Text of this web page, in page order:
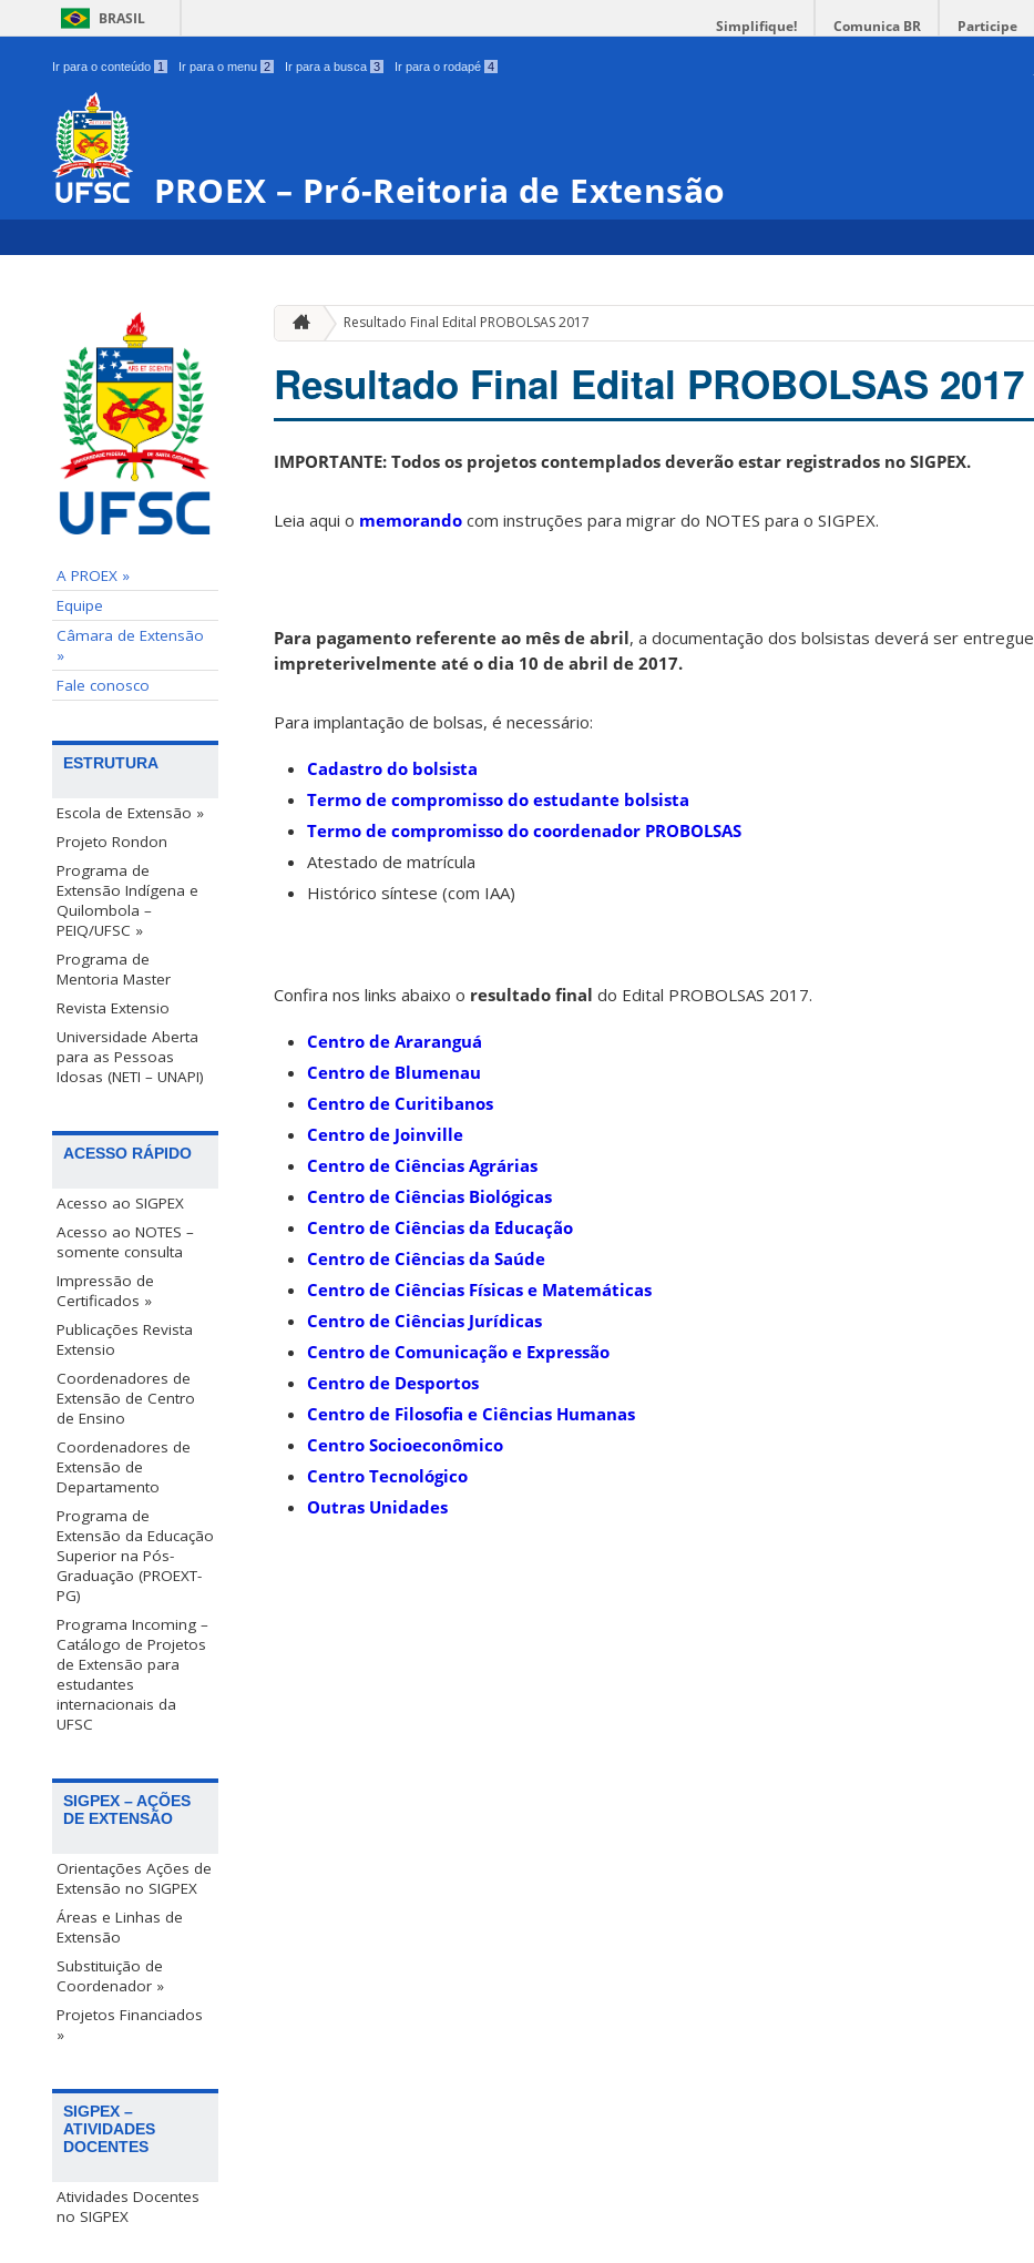
BRASIL Simplifique! Comunica BR Participe
Ir para o conteúdo 1 Ir para o menu 2 Ir para a busca 3 Ir para o rodapé 4
PROEX – Pró-Reitoria de Extensão
A PROEX »
Equipe
Câmara de Extensão
»
Fale conosco
ESTRUTURA
Escola de Extensão »
Projeto Rondon
Programa de
Extensão Indígena e
Quilombola –
PEIQ/UFSC »
Programa de
Mentoria Master
Revista Extensio
Universidade Aberta
para as Pessoas
Idosas (NETI – UNAPI)
ACESSO RÁPIDO
Acesso ao SIGPEX
Acesso ao NOTES –
somente consulta
Impressão de
Certificados »
Publicações Revista
Extensio
Coordenadores de
Extensão de Centro
de Ensino
Coordenadores de
Extensão de
Departamento
Programa de
Extensão da Educação
Superior na Pós-
Graduação (PROEXT-
PG)
Programa Incoming –
Catálogo de Projetos
de Extensão para
estudantes
internacionais da
UFSC
SIGPEX – AÇÕES
DE EXTENSÃO
Orientações Ações de
Extensão no SIGPEX
Áreas e Linhas de
Extensão
Substituição de
Coordenador »
Projetos Financiados
»
SIGPEX –
ATIVIDADES
DOCENTES
Atividades Docentes
no SIGPEX
Resultado Final Edital PROBOLSAS 2017
Resultado Final Edital PROBOLSAS 2017
IMPORTANTE: Todos os projetos contemplados deverão estar registrados no SIGPEX.
Leia aqui o memorando com instruções para migrar do NOTES para o SIGPEX.
Para pagamento referente ao mês de abril, a documentação dos bolsistas deverá ser entregue
impreterivelmente até o dia 10 de abril de 2017.
Para implantação de bolsas, é necessário:
Cadastro do bolsista
Termo de compromisso do estudante bolsista
Termo de compromisso do coordenador PROBOLSAS
Atestado de matrícula
Histórico síntese (com IAA)
Confira nos links abaixo o resultado final do Edital PROBOLSAS 2017.
Centro de Araranguá
Centro de Blumenau
Centro de Curitibanos
Centro de Joinville
Centro de Ciências Agrárias
Centro de Ciências Biológicas
Centro de Ciências da Educação
Centro de Ciências da Saúde
Centro de Ciências Físicas e Matemáticas
Centro de Ciências Jurídicas
Centro de Comunicação e Expressão
Centro de Desportos
Centro de Filosofia e Ciências Humanas
Centro Socioeconômico
Centro Tecnológico
Outras Unidades